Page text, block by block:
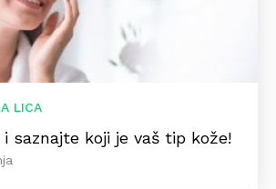
LICA
i saznajte koji je vaš tip kože!